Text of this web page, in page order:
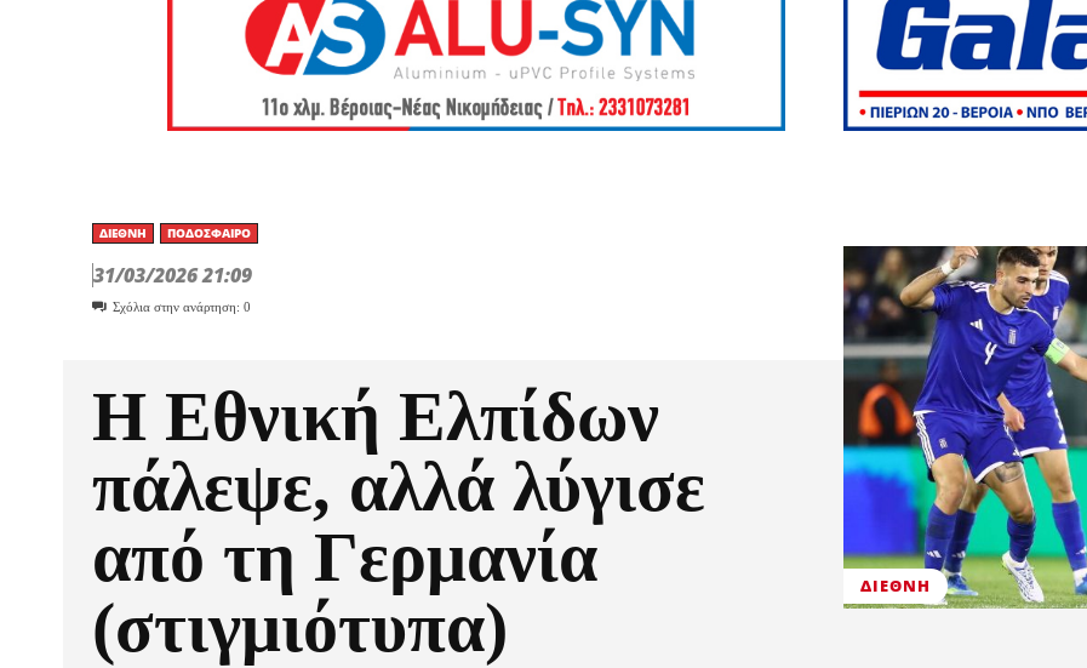
ΔΙΕΘΝΉ ΠΟΔΌΣΦΑΙΡΟ
31/03/2026 21:09
Σχόλια στην ανάρτηση: 0
Η Εθνική Ελπίδων
πάλεψε, αλλά λύγισε
από τη Γερμανία
(στιγμιότυπα)
ΔΙΕΘΝΉ